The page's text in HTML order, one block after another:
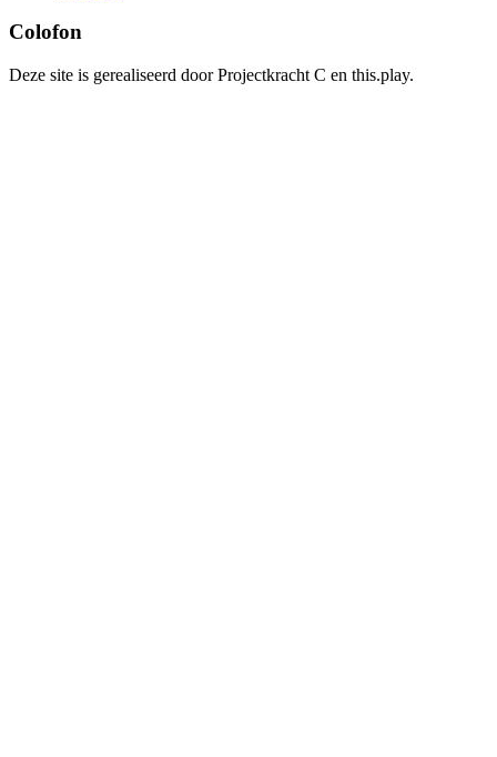
Colofon
Deze site is gerealiseerd door Projectkracht C en this.play.